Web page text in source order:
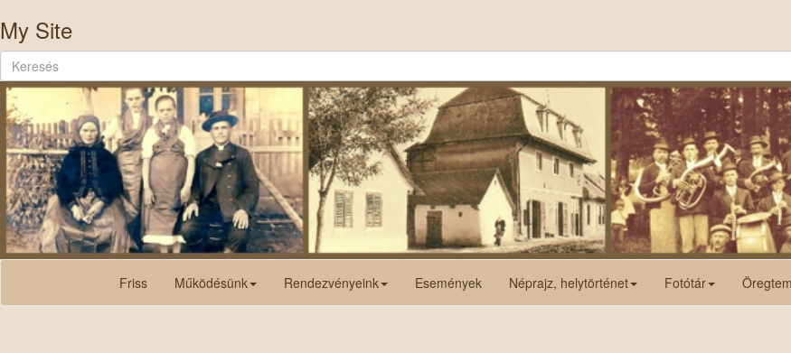
My Site
Friss Működésünk Rendezvényeink Események Néprajz, helytörténet Fotótár